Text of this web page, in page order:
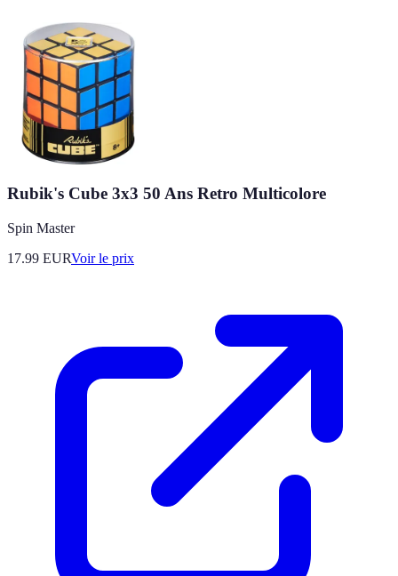
Rubik's Cube 3x3 50 Ans Retro Multicolore
Spin Master
17.99 EURVoir le prix